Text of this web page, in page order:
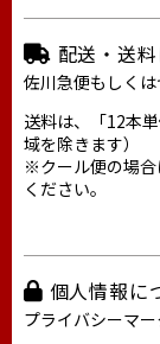
配送・送
佐川急便もしくは
送料は、「12本
域を除きます）
※クール便の場合
ください。
個人情報に
プライバシーマー